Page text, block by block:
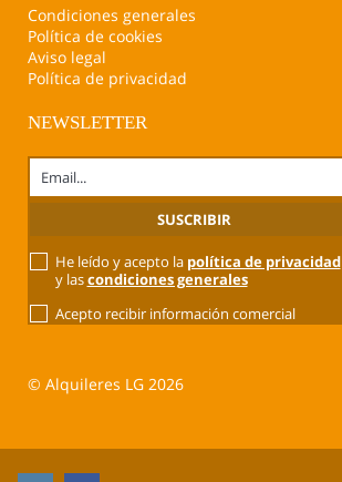
Condiciones generales
Política de cookies
Aviso legal
Política de privacidad
NEWSLETTER
He leído y acepto la política de privacidad
y lascondiciones generales
Acepto recibir información comercial
© Alquileres LG 2026